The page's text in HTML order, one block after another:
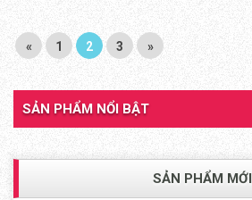
« 1 2 3 »
SẢN PHẨM NỔI BẬT
SẢN PHẨM MỚI